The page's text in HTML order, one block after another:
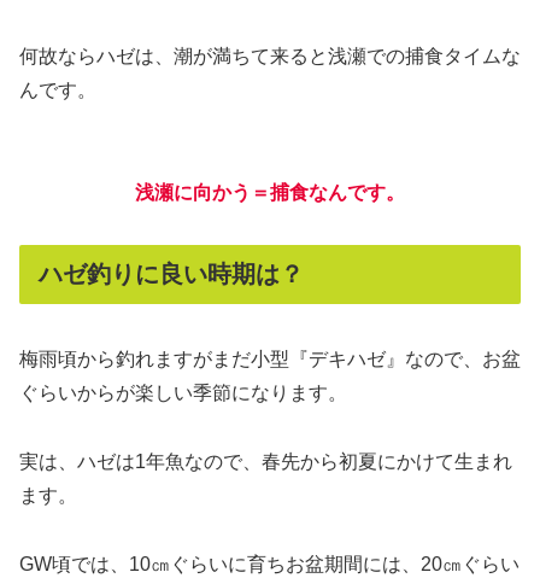
何故ならハゼは、潮が満ちて来ると浅瀬での捕食タイムな
んです。
浅瀬に向かう＝捕食なんです。
ハゼ釣りに良い時期は？
梅雨頃から釣れますがまだ小型『デキハゼ』なので、お盆
ぐらいからが楽しい季節になります。
実は、ハゼは1年魚なので、春先から初夏にかけて生まれ
ます。
GW頃では、10㎝ぐらいに育ちお盆期間には、20㎝ぐらい